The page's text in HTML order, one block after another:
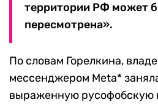
территории РФ может
пересмотрена».
По словам Горелкина,
мессенджером Meta*
выраженную русофобскую